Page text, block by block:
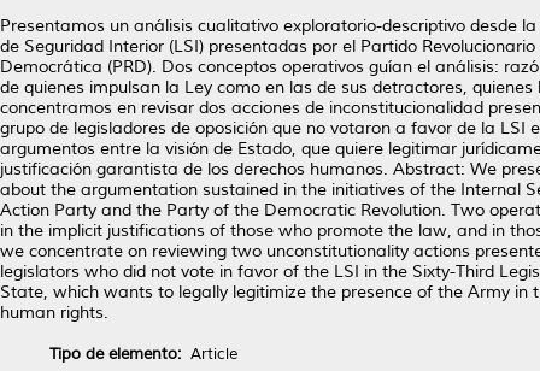
Presentamos un análisis cualitativo exploratorio-descriptivo desde
de Seguridad Interior (LSI) presentadas por el Partido
Democrática (PRD). Dos conceptos operativos guían el análisis:
de quienes impulsan la Ley como en las de sus detractores,
concentramos en revisar dos acciones de inconstitucionalidad
grupo de legisladores de oposición que no votaron a favor de la
argumentos entre la visión de Estado, que quiere legitimar
justificación garantista de los derechos humanos. Abstract: We
about the argumentation sustained in the initiatives of the Internal
Action Party and the Party of the Democratic Revolution. Two
in the implicit justifications of those who promote the law, and in
we concentrate on reviewing two unconstitutionality actions
legislators who did not vote in favor of the LSI in the Sixty-Third
State, which wants to legally legitimize the presence of the Army
human rights.
Tipo de elemento: Article